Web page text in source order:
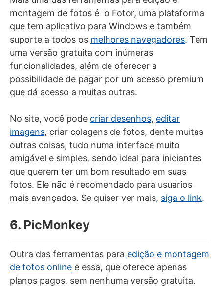
montagem de fotos é o Fotor, uma plataforma
que tem aplicativo para Windows e também
suporte a todos os melhores navegadores. Tem
uma versão gratuita com inúmeras
funcionalidades, além de oferecer a
possibilidade de pagar por um acesso premium
que dá acesso a muitas outras.
No site, você pode criar desenhos, editar
imagens, criar colagens de fotos, dente muitas
outras coisas, tudo numa interface muito
amigável e simples, sendo ideal para iniciantes
que querem ter um bom resultado em suas
fotos. Ele não é recomendado para usuários
mais avançados. Se quiser ver mais, siga o link.
6. PicMonkey
Outra das ferramentas para edição e montagem
de fotos online é essa, que oferece apenas
planos pagos, sem nenhuma versão gratuita.